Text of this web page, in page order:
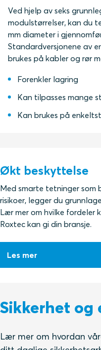
Ved hjelp av seks
modulstørrelser, kan du
mm diameter i
Standardversjonene av
brukes på kabler og rør
Forenkler lagring
Kan tilpasses mange
Kan brukes på
Økt beskyttelse
Med smarte tetninger som
risikoer, legger du
Lær mer om hvilke fordeler
Roxtec kan gi din bransje.
Les mer
Sikkerhet og
Lær mer om hvordan